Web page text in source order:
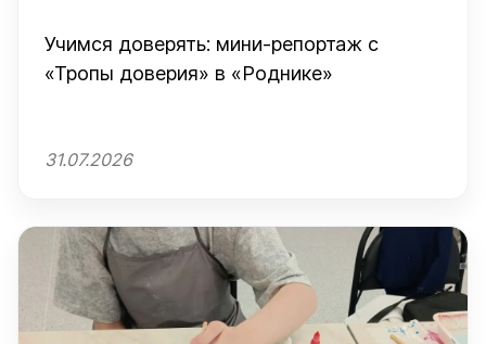
Учимся доверять: мини-репортаж с
«Тропы доверия» в «Роднике»
31.07.2026